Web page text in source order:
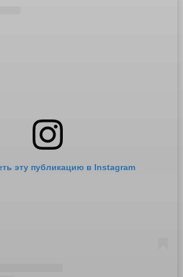
эту публикацию в Instagram